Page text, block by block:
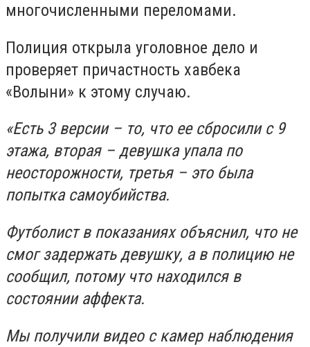
многочисленными переломами.
Полиция открыла уголовное дело и
проверяет причастность хавбека
«Волыни» к этому случаю.
«Есть 3 версии – то, что ее сбросили с 9
этажа, вторая – девушка упала по
неосторожности, третья – это была
попытка самоубийства.
Футболист в показаниях объяснил, что не
смог задержать девушку, а в полицию не
сообщил, потому что находился в
состоянии аффекта.
Мы получили видео с камер наблюдения